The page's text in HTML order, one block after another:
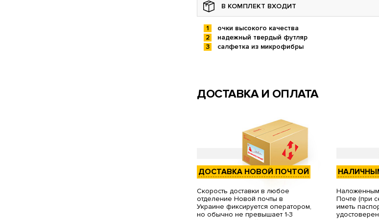
В КОМПЛЕКТ ВХОДИТ
очки высокого качества
надежный твердый футляр
салфетка из микрофибры
ДОСТАВКА И ОПЛАТА
ДОСТАВКА НОВОЙ ПОЧТОЙ
Скорость доставки в любое
отделение Новой почты в
Украине фиксируется оператором,
но обычно не превышает 1-3
Почте (при
иметь